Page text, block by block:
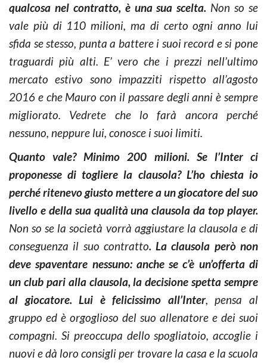
qualcosa nel contratto, è una sua scelta. Non so se
vale più di 110 milioni, ma di certo ogni anno lui
sfida se stesso, punta a battere i suoi record e si pone
traguardi più alti. E’ vero che i prezzi nell’ultimo
mercato estivo sono impazziti rispetto all’agosto
2016 e che Mauro con il passare degli anni è sempre
migliorato. Vedrete che lo farà ancora perché
nessuno, neppure lui, conosce i suoi limiti.
Quanto vale? Minimo 200 milioni. Se l’Inter ci
proponesse di togliere la clausola? L’ho chiesta io
perché ritenevo giusto mettere a un giocatore del suo
livello e della sua qualità una clausola da top player.
Non so se la società vorrà aggiustare la clausola e di
conseguenza il suo contratto. La clausola però non
deve spaventare nessuno: anche se c’è un’offerta di
un club pari alla clausola, la decisione spetta sempre
al giocatore. Lui è felicissimo all’Inter, pensa al
gruppo ed è orgoglioso del suo allenatore e dei suoi
compagni. Si preoccupa dello spogliatoio, accoglie i
nuovi e dà loro consigli per trovare la casa e la scuola